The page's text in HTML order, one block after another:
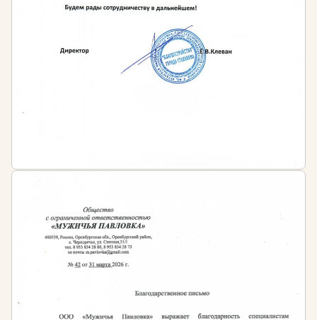
При этом согласно ст. 48 ФЗ № 273 «Об
образовании в РФ» педагоги обязаны
систематически повышать свой профессиональный
уровень. Таким образом, регулярное повышение
квалификации по профилю деятельности является
законодательства:
достаточным уровнем профессиональной
квалификации, квалифицируется как
административное правонарушение,
предусмотренное ч. 1 ст. 5.27 КоАП РФ и влечет за
собой административную ответственность в виде
штрафа для: